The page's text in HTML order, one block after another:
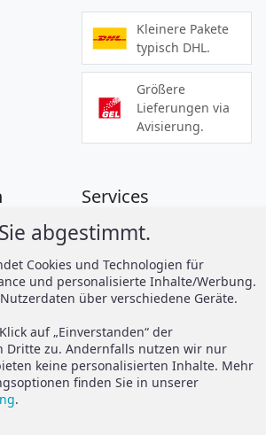
Kleinere Pakete
typisch DHL.
Größere
Lieferungen via
Avisierung.
Services
Montageanleitungen
Spiegelando Magazin
Support
Brauchen Sie Hilfe oder
haben Sie Fragen?
abgestimmt.
Cookies und Technologien für
und personalisierte Inhalte/Werbung.
über verschiedene Geräte.
auf „Einverstanden“ der
Dritte zu. Andernfalls nutzen wir nur
keine personalisierten Inhalte. Mehr
finden Sie in unserer
.